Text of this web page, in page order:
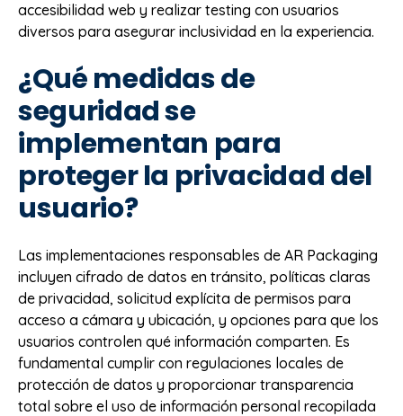
accesibilidad web y realizar testing con usuarios
diversos para asegurar inclusividad en la experiencia.
¿Qué medidas de
seguridad se
implementan para
proteger la privacidad del
usuario?
Las implementaciones responsables de AR Packaging
incluyen cifrado de datos en tránsito, políticas claras
de privacidad, solicitud explícita de permisos para
acceso a cámara y ubicación, y opciones para que los
usuarios controlen qué información comparten. Es
fundamental cumplir con regulaciones locales de
protección de datos y proporcionar transparencia
total sobre el uso de información personal recopilada